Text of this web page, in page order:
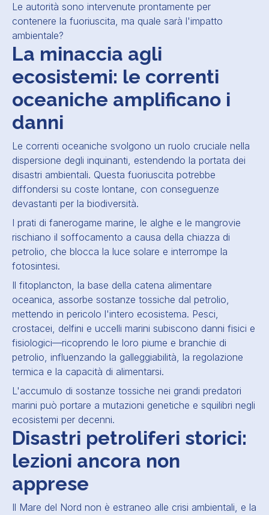
Le autorità sono intervenute prontamente per
contenere la fuoriuscita, ma quale sarà l'impatto
ambientale?
La minaccia agli
ecosistemi: le correnti
oceaniche amplificano i
danni
Le correnti oceaniche svolgono un ruolo cruciale nella
dispersione degli inquinanti, estendendo la portata dei
disastri ambientali. Questa fuoriuscita potrebbe
diffondersi su coste lontane, con conseguenze
devastanti per la biodiversità.
I prati di fanerogame marine, le alghe e le mangrovie
rischiano il soffocamento a causa della chiazza di
petrolio, che blocca la luce solare e interrompe la
fotosintesi.
Il fitoplancton, la base della catena alimentare
oceanica, assorbe sostanze tossiche dal petrolio,
mettendo in pericolo l'intero ecosistema. Pesci,
crostacei, delfini e uccelli marini subiscono danni fisici e
fisiologici—ricoprendo le loro piume e branchie di
petrolio, influenzando la galleggiabilità, la regolazione
termica e la capacità di alimentarsi.
L'accumulo di sostanze tossiche nei grandi predatori
marini può portare a mutazioni genetiche e squilibri negli
ecosistemi per decenni.
Disastri petroliferi storici:
lezioni ancora non
apprese
Il Mare del Nord non è estraneo alle crisi ambientali, e la